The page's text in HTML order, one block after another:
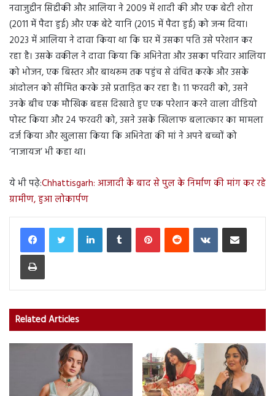
नवाजुद्दीन सिद्दीकी और आलिया ने 2009 में शादी की और एक बेटी शोरा
(2011 में पैदा हुई) और एक बेटे यानि (2015 में पैदा हुई) को जन्म दिया।
2023 में आलिया ने दावा किया था कि घर में उसका पति उसे परेशान कर
रहा है। उसके वकील ने दावा किया कि अभिनेता और उसका परिवार आलिया
को भोजन, एक बिस्तर और बाथरूम तक पहुंच से वंचित करके और उसके
आंदोलन को सीमित करके उसे प्रताड़ित कर रहा है। 11 फरवरी को, उसने
उनके बीच एक मौखिक बहस दिखाते हुए एक परेशान करने वाला वीडियो
पोस्ट किया और 24 फरवरी को, उसने उसके खिलाफ बलात्कार का मामला
दर्ज किया और खुलासा किया कि अभिनेता की मां ने अपने बच्चों को
‘नाजायज’ भी कहा था।
ये भी पढ़े:Chhattisgarh: आजादी के बाद से पुल के निर्माण की मांग कर रहे
ग्रामीण, हुआ लोकार्पण
LinkedInTumblr PinterestReddit VKontakteShare via Email
Print
Related Articles